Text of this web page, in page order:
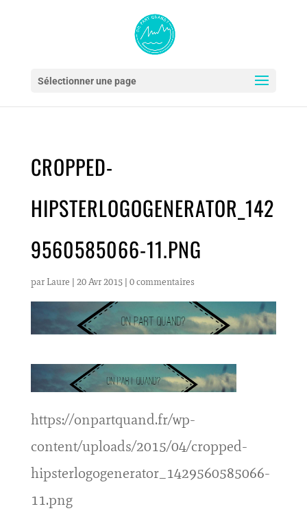
Sélectionner une page
CROPPED-
HIPSTERLOGOGENERATOR_142
9560585066-11.PNG
par Laure | 20 Avr 2015| 0 commentaires
https://onpartquand.fr/wp-
content/uploads/2015/04/cropped-
hipsterlogogenerator_1429560585066-
11.png